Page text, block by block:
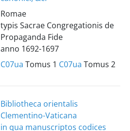
Romae
typis Sacrae Congregationis de
Propaganda Fide
anno 1692-1697
C07ua Tomus 1 C07ua Tomus 2
Bibliotheca orientalis
Clementino-Vaticana
in qua manuscriptos codices